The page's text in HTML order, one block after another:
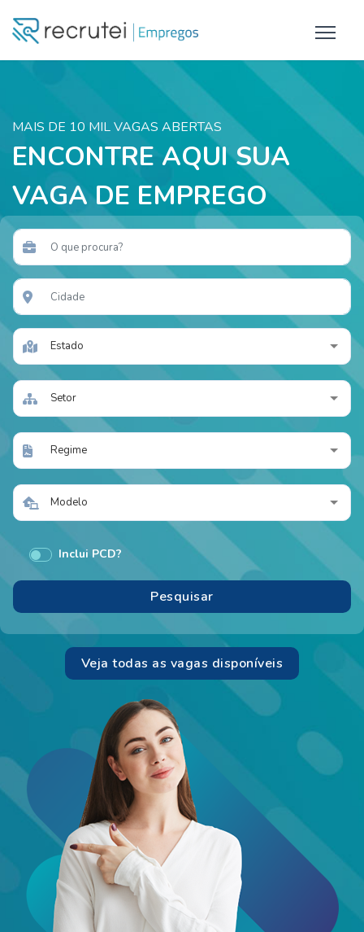
MAIS DE 10 MIL VAGAS ABERTAS
ENCONTRE AQUI SUA
VAGA DE EMPREGO
Estado
Setor
Regime
Modelo
Inclui PCD?
Veja todas as vagas disponíveis